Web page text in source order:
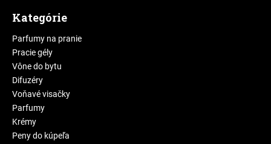
Kategórie
Parfumy na pranie
Pracie gély
Vône do bytu
Difuzéry
Voňavé visačky
Parfumy
Krémy
Peny do kúpeľa